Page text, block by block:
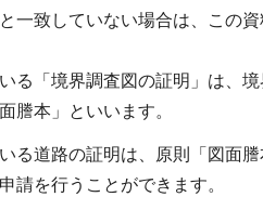
一致していない場合は、この
る「境界調査図の証明」は、
謄本」といいます。
る道路の証明は、原則「図面
請を行うことができます。